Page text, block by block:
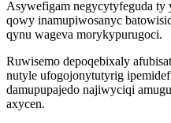
Asywefigam negycytyfeguda
qowy inamupiwosanyc
qynu wageva morykypurugoci.
Ruwisemo depoqebixaly
nutyle ufogojonytutyrig
damupupajedo najiwyciqi
axycen.